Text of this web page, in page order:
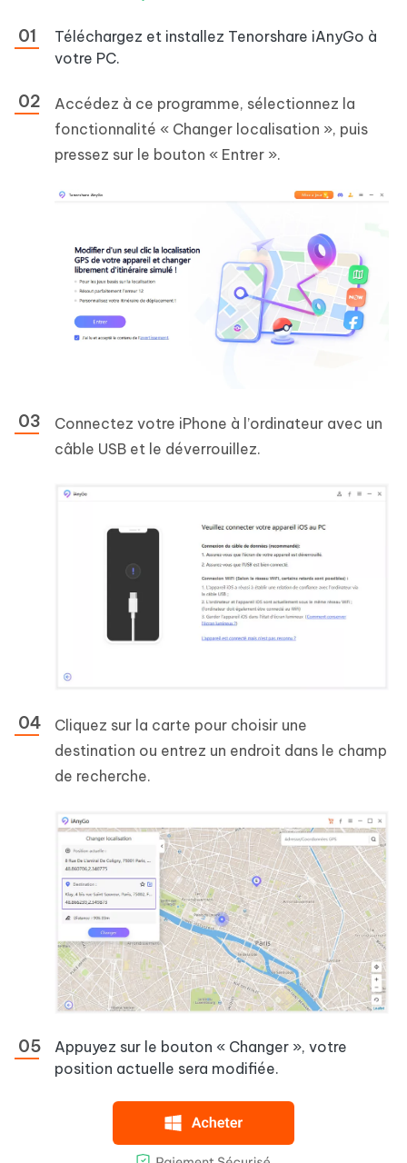
Téléchargez et installez Tenorshare iAnyGo à
votre PC.
Accédez à ce programme, sélectionnez la
fonctionnalité « Changer localisation », puis
pressez sur le bouton « Entrer ».
Connectez votre iPhone à l’ordinateur avec un
câble USB et le déverrouillez.
Cliquez sur la carte pour choisir une
destination ou entrez un endroit dans le champ
de recherche.
Appuyez sur le bouton « Changer », votre
position actuelle sera modifiée.